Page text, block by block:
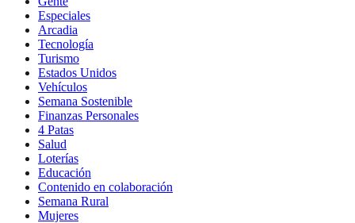
Especiales
Arcadia
Tecnología
Turismo
Estados Unidos
Vehículos
Semana Sostenible
Finanzas Personales
4 Patas
Salud
Loterías
Educación
Contenido en colaboración
Semana Rural
Mujeres